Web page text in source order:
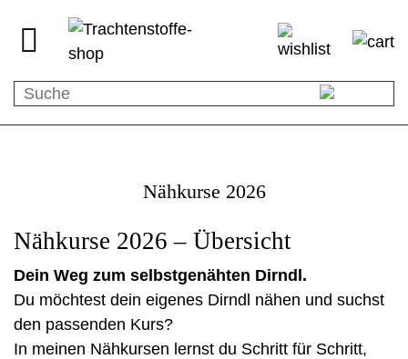
Nähkurse 2026
Nähkurse 2026 – Übersicht
Dein Weg zum selbstgenähten Dirndl.
Du möchtest dein eigenes Dirndl nähen und suchst
den passenden Kurs?
In meinen Nähkursen lernst du Schritt für Schritt,